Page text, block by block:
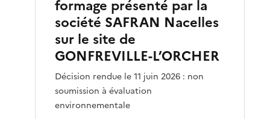
formage présenté par la
société SAFRAN Nacelles
sur le site de
GONFREVILLE-L’ORCHER
Décision rendue le 11 juin 2026 : non
soumission à évaluation
environnementale